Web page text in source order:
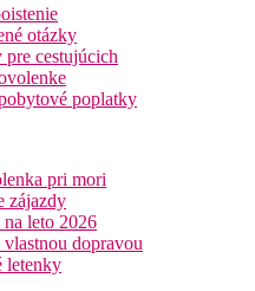
možnosti: 100 m
izba
satelitným príjmom
(za poplatok)
(zadarmo)
sociálne zariadenie (kúpeľňa,
alebo terasa
otázky
cestujúcich
poplatky
pri mori
zájazdy
leto 2026
dopravou
letenky